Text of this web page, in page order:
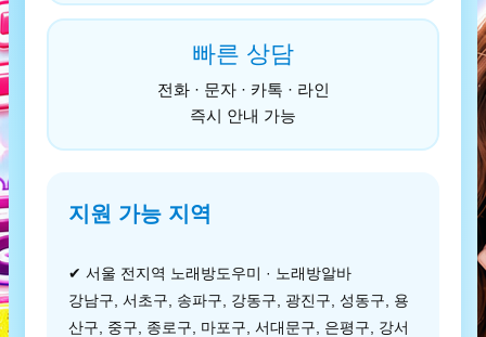
빠른 상담
전화 · 문자 · 카톡 · 라인
즉시 안내 가능
지원 가능 지역
✔ 서울 전지역 노래방도우미 · 노래방알바
강남구, 서초구, 송파구, 강동구, 광진구, 성동구, 용
산구, 중구, 종로구, 마포구, 서대문구, 은평구, 강서